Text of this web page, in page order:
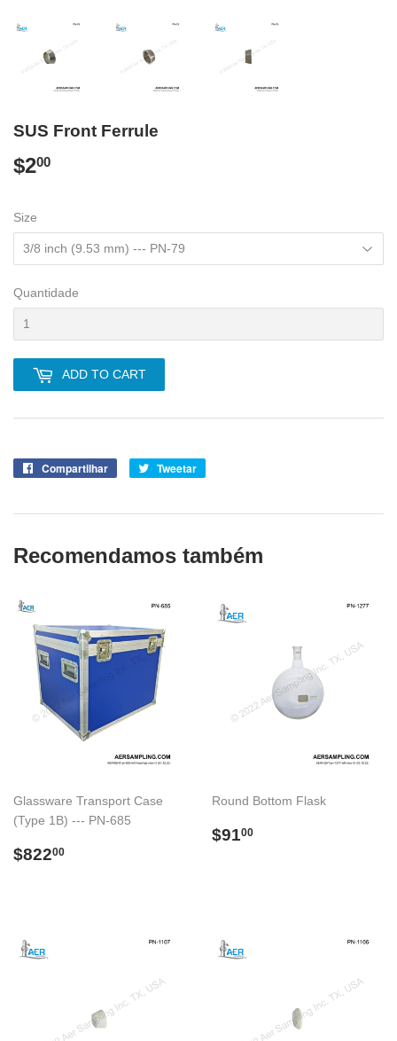
SUS Front Ferrule
$200
Size
Quantidade
ADD TO CART
Compartilhar
CompartilheTweetar
Recomendamos também
Glassware Transport Case
(Type 1B) --- PN-685
Preço
$82200
Round Bottom Flask
Preço
$9100